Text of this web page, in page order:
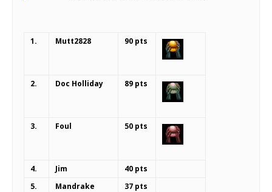
1. Mutt2828 90 pts
2. Doc Holliday 89 pts
3. Foul 50 pts
4. Jim
40 pts
5.
Mandrake
37 pts